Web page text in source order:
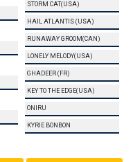
STORM CAT(USA)
HAIL ATLANTIS (USA)
RUNAWAY GROOM(CAN)
LONELY MELODY(USA)
GHADEER (FR)
KEY TO THE EDGE(USA)
ONIRU
KYRIE BONBON